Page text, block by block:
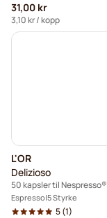
31,00 kr
3,10 kr/ kopp
L'OR
Delizioso
50 kapsler til Nespresso®
Espresso 5 Styrke
5(1)